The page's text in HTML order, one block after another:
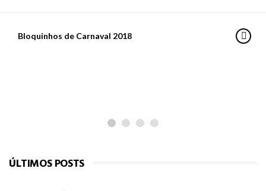
Bloquinhos de Carnaval 2018
PARA PASSEAR
ÚLTIMOS POSTS